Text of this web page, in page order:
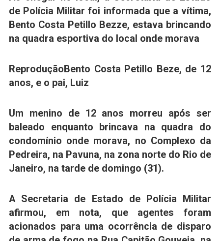
de Polícia Militar foi informada que a vítima,
Bento Costa Petillo Bezze, estava brincando
na quadra esportiva do local onde morava
Reprodução Bento Costa Petillo Beze, de 12
anos, e o pai, Luiz
Um menino de 12 anos morreu após ser
baleado enquanto brincava na quadra do
condomínio onde morava, no Complexo da
Pedreira, na Pavuna, na zona norte do Rio de
Janeiro, na tarde de domingo (31).
A Secretaria de Estado de Polícia Militar
afirmou, em nota, que agentes foram
acionados para uma ocorrência de disparo